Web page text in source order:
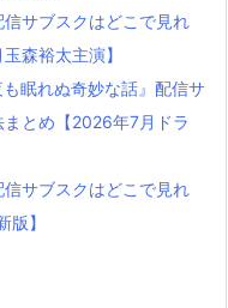
サブスクはどこで見れ
森裕太主演】
眠れぬ奇妙な話』配信サ
とめ【2026年7月ドラ
サブスクはどこで見れ
】